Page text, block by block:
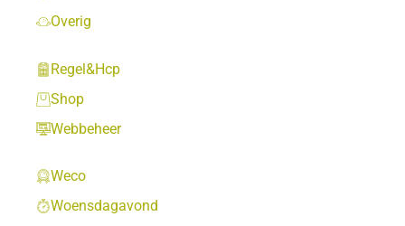
Overig
Regel&Hcp
Shop
Webbeheer
Weco
Woensdagavond